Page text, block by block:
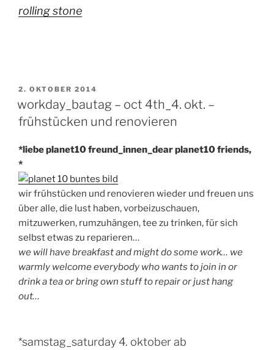
rolling stone
VERÖFFENTLICHT
2. OKTOBER 2014
workday_bautag – oct 4th_4. okt. –
frühstücken und renovieren
*liebe planet10 freund_innen_dear planet10 friends,
*
wir frühstücken und renovieren wieder und freuen uns
über alle, die lust haben, vorbeizuschauen,
mitzuwerken, rumzuhängen, tee zu trinken, für sich
selbst etwas zu reparieren…
we will have breakfast and might do some work… we
warmly welcome everybody who wants to join in or
drink a tea or bring own stuff to repair or just hang
out…
*samstag_saturday 4. oktober ab